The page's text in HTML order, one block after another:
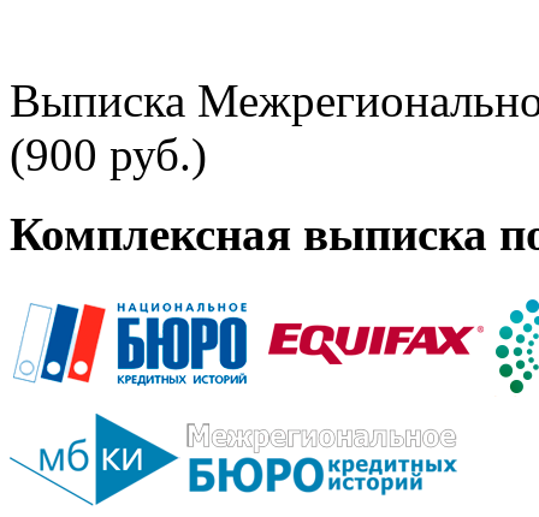
Выписка
(900 руб.)
Комплексная выписка